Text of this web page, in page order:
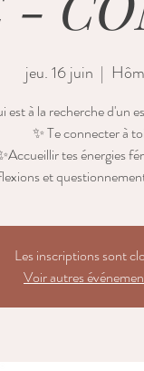
jeu. 16 juin
  |
est à la recherche d'un
✨ Te connecter à toi
tes énergies
et
Les inscriptions sont
Voir autres